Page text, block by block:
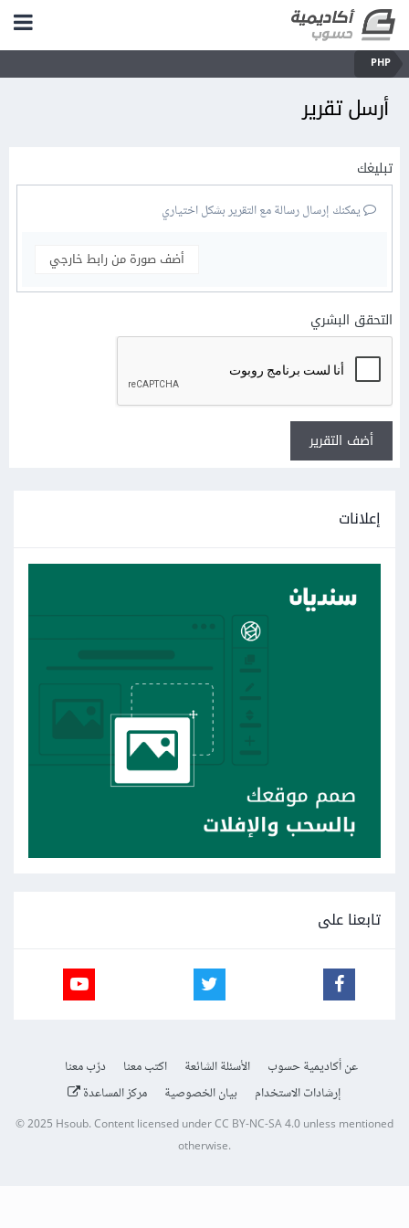
PHP
أرسل تقرير
تبليغك
يمكنك إرسال رسالة مع التقرير بشكل اختياري
أضف صورة من رابط خارجي
التحقق البشري
أضف التقرير
إعلانات
تابعنا على
عن أكاديمية حسوب الأسئلة الشائعة اكتب معنا
درّب معنا
إرشادات الاستخدام
بيان الخصوصية مركز المساعدة
© 2025 Hsoub.Content licensed underCC BY-NC-SA 4.0unless mentioned
otherwise.